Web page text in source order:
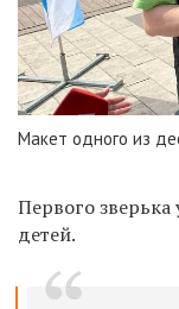
Макет одного из
Первого
детей.